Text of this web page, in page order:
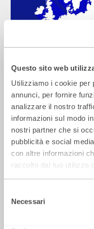
Questo sito web
Utilizziamo i cookie per
annunci, per fornire
analizzare il nostro
informazioni sul modo
nostri partner che si
pubblicità e social
con altre informazioni
raccolto dal tuo utilizzo
delNecessari
nazioni?
2023 - 2024
Incontri e Libri